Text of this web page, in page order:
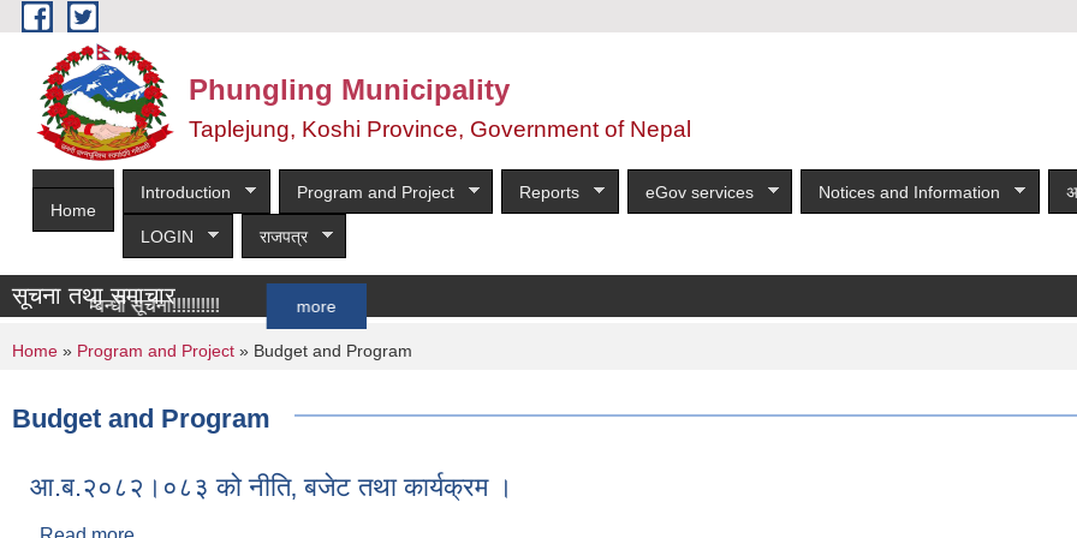
Skip to main content
Phungling Municipality
Taplejung, Koshi Province, Government of Nepal
Home
Introduction Program and Project Reports eGov services Notices and Information
LOGIN राजपत्र
सूचना तथा समाचार
सम्बन्धी सूचना!!!!!!!!!!
You are here
Home » Program and Project » Budget and Program
Budget and Program
आ.ब.२०८२।०८३ को नीति‚ बजेट तथा कार्यक्रम ।